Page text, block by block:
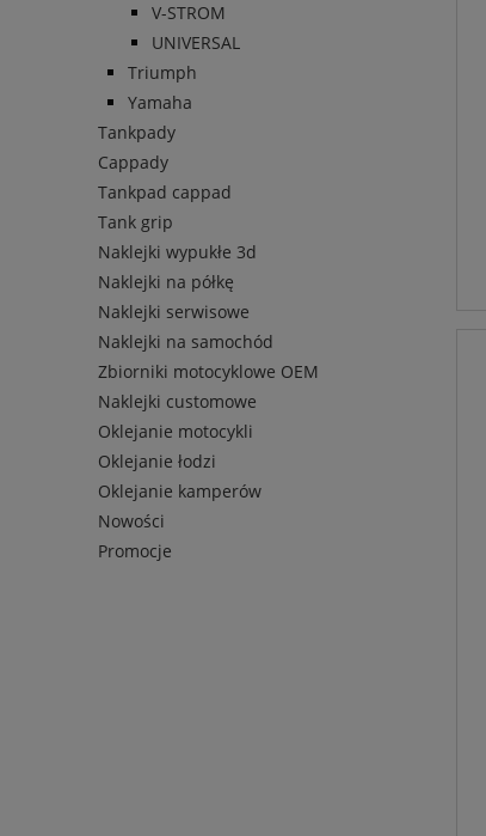
V-STROM
UNIVERSAL
Triumph
Yamaha
Tankpady
Cappady
Tankpad cappad
Tank grip
Naklejki wypukłe 3d
Naklejki na półkę
Naklejki serwisowe
Naklejki na samochód
Zbiorniki motocyklowe OEM
Naklejki customowe
Oklejanie motocykli
Oklejanie łodzi
Oklejanie kamperów
Nowości
Promocje